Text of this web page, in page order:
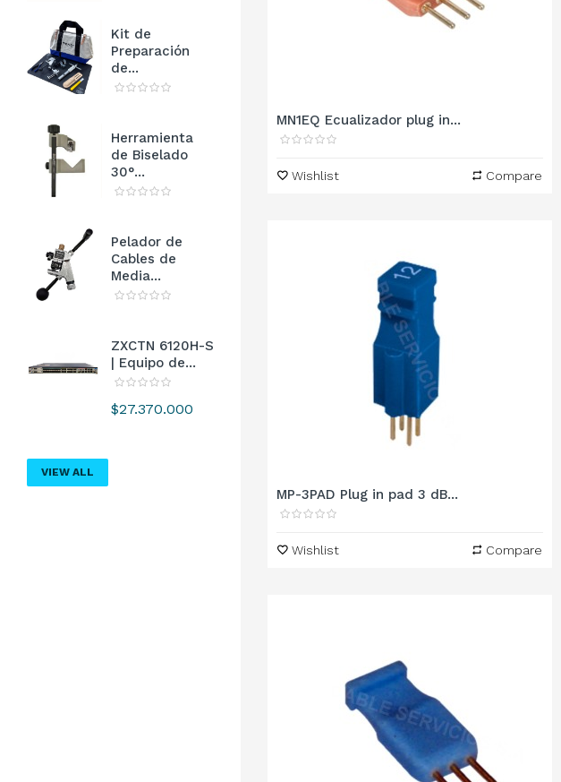
Kit de
Preparación
de...
Herramienta
de Biselado
30°...
Pelador de
Cables de
Media...
ZXCTN 6120H-S
| Equipo de...
Precio
$27.370.000
VIEW ALL
MN1EQ Ecualizador plug in...
Wishlist Compare
MP-3PAD Plug in pad 3 dB...
Wishlist Compare